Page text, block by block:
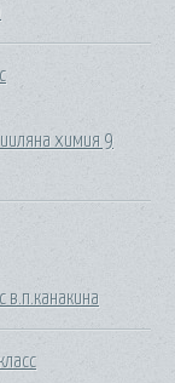
химия 9
в.п.канакина